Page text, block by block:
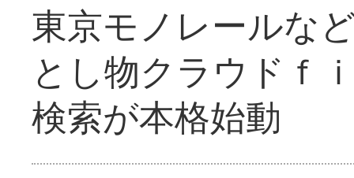
東京モノレールな
とし物クラウドｆ
検索が本格始動